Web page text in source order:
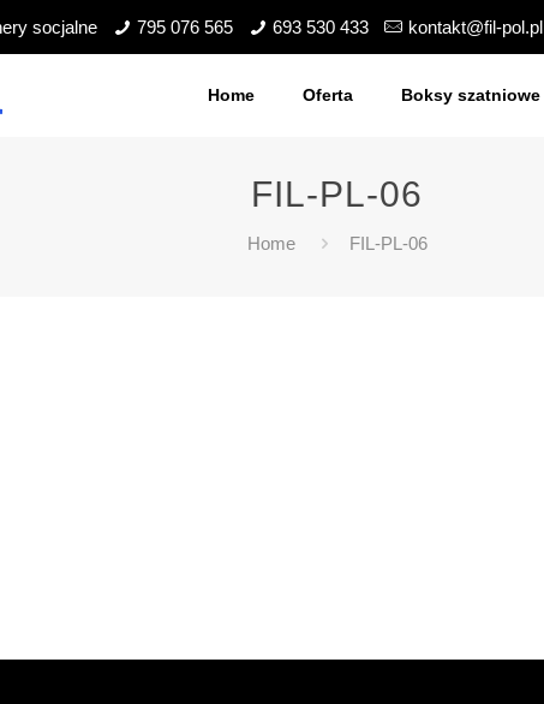
socjalne 795 076 565 693 530 433 kontakt@fil-pol.pl
Home Oferta Boksy szatniowe
FIL-PL-06
Home FIL-PL-06